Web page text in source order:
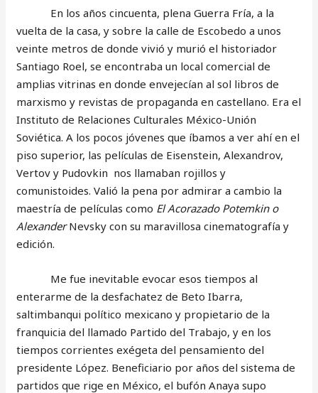
En los años cincuenta, plena Guerra Fría, a la
vuelta de la casa, y sobre la calle de Escobedo a unos
veinte metros de donde vivió y murió el historiador
Santiago Roel, se encontraba un local comercial de
amplias vitrinas en donde envejecían al sol libros de
marxismo y revistas de propaganda en castellano. Era el
Instituto de Relaciones Culturales México-Unión
Soviética. A los pocos jóvenes que íbamos a ver ahí en el
piso superior, las películas de Eisenstein, Alexandrov,
Vertov y Pudovkin nos llamaban rojillos y
comunistoides. Valió la pena por admirar a cambio la
maestría de películas como El Acorazado Potemkin o
AlexanderNevsky con su maravillosa cinematografía y
edición.
Me fue inevitable evocar esos tiempos al
enterarme de la desfachatez de Beto Ibarra,
saltimbanqui político mexicano y propietario de la
franquicia del llamado Partido del Trabajo, y en los
tiempos corrientes exégeta del pensamiento del
presidente López. Beneficiario por años del sistema de
partidos que rige en México, el bufón Anaya supo